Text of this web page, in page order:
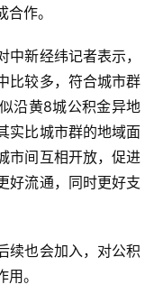
作。
新经纬记者表示，
比较多，符合城市群
沿黄8城公积金异地
实比城市群的地域面
市间互相开放，促进
好流通，同时更好支
续也会加入，对公积
。